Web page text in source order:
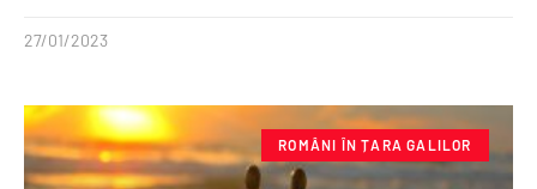
27/01/2023
ROMÂNI ÎN ȚARA GALILOR